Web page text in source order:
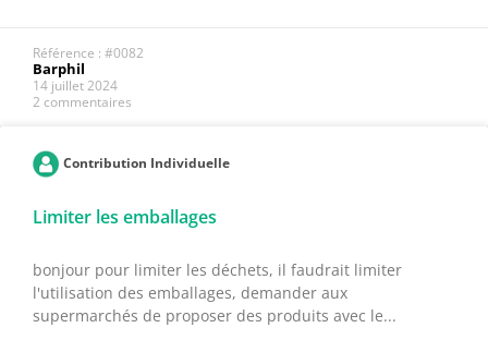
Référence : #0082
Barphil
14 juillet 2024
2 commentaires
Contribution Individuelle
Limiter les emballages
bonjour pour limiter les déchets, il faudrait limiter
l'utilisation des emballages, demander aux
supermarchés de proposer des produits avec le...